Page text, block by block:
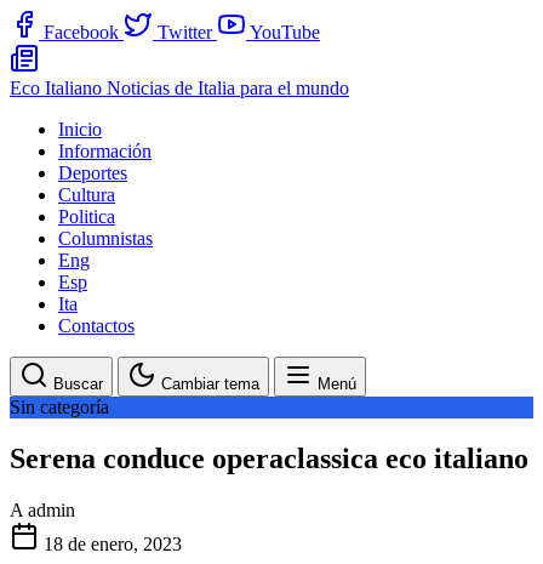
Facebook Twitter YouTube
Eco Italiano Noticias de Italia para el mundo
Inicio
Información
Deportes
Cultura
Politica
Columnistas
Eng
Esp
Ita
Contactos
Buscar Cambiar tema Menú
Sin categoría
Serena conduce operaclassica eco italiano
A admin
18 de enero, 2023